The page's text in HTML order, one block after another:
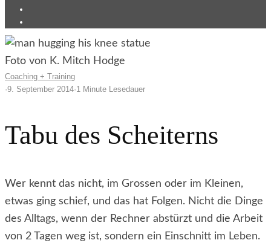
Foto von K. Mitch Hodge
Coaching + Training
·9. September 2014·1 Minute Lesedauer
Tabu des Scheiterns
Wer kennt das nicht, im Grossen oder im Kleinen,
etwas ging schief, und das hat Folgen. Nicht die Dinge
des Alltags, wenn der Rechner abstürzt und die Arbeit
von 2 Tagen weg ist, sondern ein Einschnitt im Leben.